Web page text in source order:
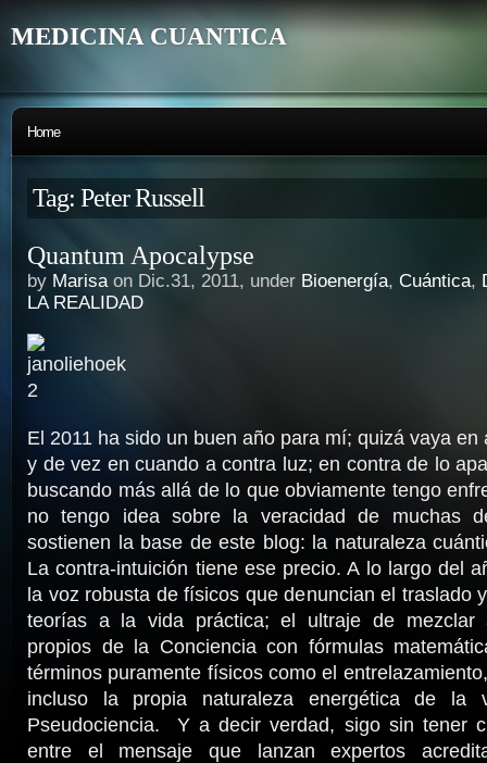
MEDICINA CUANTICA
Home
Tag: Peter Russell
Quantum Apocalypse
by Marisaon Dic.31, 2011, under Bioenergía, Cuántica,
LA REALIDAD
El 2011 ha sido un buen año para mí; quizá vaya en
y de vez en cuando a contra luz; en contra de lo
buscando más allá de lo que obviamente tengo
no tengo idea sobre la veracidad de muchas
sostienen la base de este blog: la naturaleza
La contra-intuición tiene ese precio. A lo largo del
la voz robusta de físicos que denuncian el traslado
teorías a la vida práctica; el ultraje de mezclar
propios de la Conciencia con fórmulas
términos puramente físicos como el
incluso la propia naturaleza energética de la
Pseudociencia. Y a decir verdad, sigo sin tener
entre el mensaje que lanzan expertos